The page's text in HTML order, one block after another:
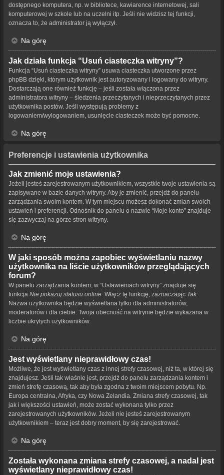
dostępnego komputera, np. w bibliotece, kawiarence internetowej, sali
komputerowej w szkole lub na uczelni itp. Jeśli nie widzisz tej funkcji,
oznacza to, że administrator ją wyłączył.
Na górę
Jak działa funkcja “Usuń ciasteczka witryny”?
Funkcja “Usuń ciasteczka witryny” usuwa ciasteczka utworzone przez
phpBB dzięki, którym użytkownik jest autoryzowany i logowany do witryny.
Dostarczają one również funkcję – jeśli została włączona przez
administratora witryny – śledzenia przeczytanych i nieprzeczytanych przez
użytkownika postów. Jeśli występują problemy z
logowaniem/wylogowaniem, usunięcie ciasteczek może być pomocne.
Na górę
Preferencje i ustawienia użytkownika
Jak zmienić moje ustawienia?
Jeżeli jesteś zarejestrowanym użytkownikiem, wszystkie twoje ustawienia są
zapisywane w bazie danych witryny. Aby je zmienić, przejdź do panelu
zarządzania swoim kontem. W tym miejscu możesz dokonać zmian swoich
ustawień i preferencji. Odnośnik do panelu o nazwie “Moje konto” znajduje
się zazwyczaj na górze stron witryny.
Na górę
W jaki sposób można zapobiec wyświetlaniu nazwy
użytkownika na liście użytkowników przeglądających
forum?
W panelu zarządzania kontem, w “Ustawieniach witryny” znajduje się
funkcja Nie pokazuj statusu online . Włącz tę funkcję, zaznaczając Tak
Nazwa użytkownika będzie wyświetlana tylko dla administratorów,
moderatorów i dla ciebie. Twoja obecność na witrynie będzie wykazana w
liczbie ukrytych użytkowników.
Na górę
Jest wyświetlany nieprawidłowy czas!
Możliwe, że jest wyświetlany czas z innej strefy czasowej, niż ta, w której się
znajdujesz. Jeśli tak właśnie jest, przejdź do panelu zarządzania kontem i
zmień strefę czasową, tak aby była zgodna z twoim miejscem pobytu. Np.
Europa centralna, Afryka, czy Nowa Zelandia. Zmiana strefy czasowej, tak
jak i większości ustawień, może zostać wykonana tylko przez
zarejestrowanych użytkowników. Jeżeli nie jesteś zarejestrowanym
użytkownikiem – teraz jest dobry moment, by się zarejestrować.
Na górę
Została wykonana zmiana strefy czasowej, a nadal jest
wyświetlany nieprawidłowy czas!